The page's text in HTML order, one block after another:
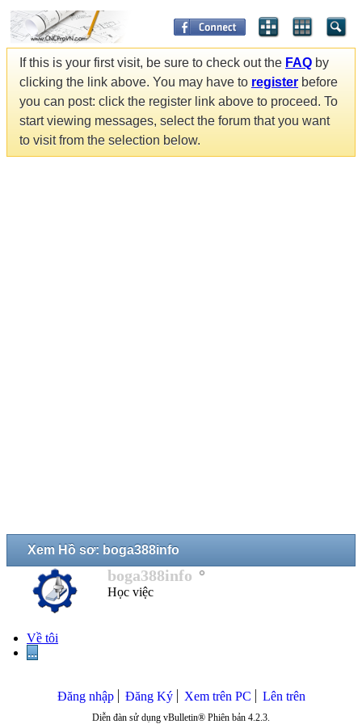
If this is your first visit, be sure to check out the FAQ by
clicking the link above. You may have to register before
you can post: click the register link above to proceed. To
start viewing messages, select the forum that you want
to visit from the selection below.
Xem Hồ sơ: boga388info
boga388info
Học việc
Về tôi
...
Đăng nhập Đăng Ký Xem trên PC Lên trên
Diễn đàn sử dụng vBulletin® Phiên bản 4.2.3.